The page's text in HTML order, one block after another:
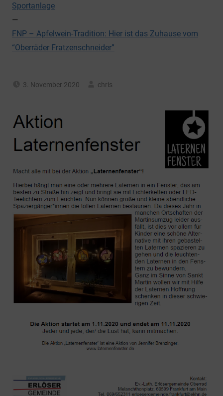
Sportanlage
—
FNP – Apfelwein-Tradition: Hier ist das Zuhause vom
“Oberräder Fratzenschneider”
3. November 2020
chris